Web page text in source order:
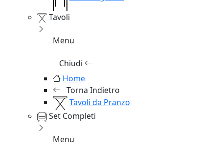
Tavoli
Menu
Chiudi
Home
Torna Indietro
Tavoli da Pranzo
Set Completi
Menu